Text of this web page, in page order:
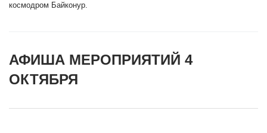
космодром Байконур.
АФИША МЕРОПРИЯТИЙ 4
ОКТЯБРЯ